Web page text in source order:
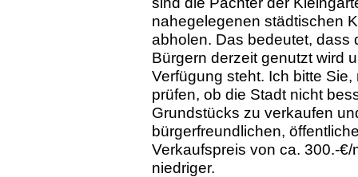
nahegelegenen städtischen
abholen. Das bedeutet, dass
Bürgern derzeit genutzt wird
Verfügung steht. Ich bitte
prüfen, ob die Stadt nicht
Grundstücks zu verkaufen
bürgerfreundlichen,
Verkaufspreis von ca. 300.-€/
niedriger.